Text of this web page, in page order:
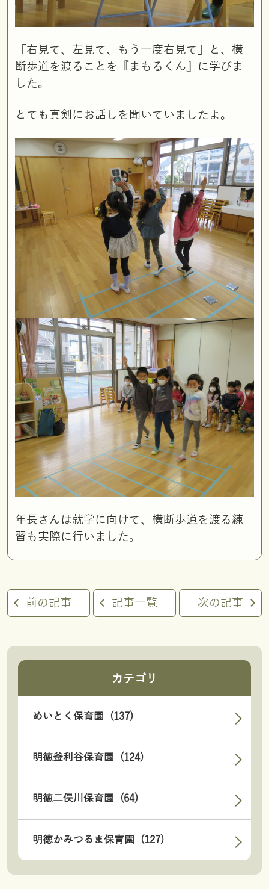
「右見て、左見て、もう一度右見て」と、横
断歩道を渡ることを『まもるくん』に学びま
した。
とても真剣にお話しを聞いていましたよ。
年長さんは就学に向けて、横断歩道を渡る練
習も実際に行いました。
前の記事 記事一覧 次の記事
カテゴリ
めいとく保育園 (137)
明徳釜利谷保育園 (124)
明徳二俣川保育園 (64)
明徳かみつるま保育園 (127)